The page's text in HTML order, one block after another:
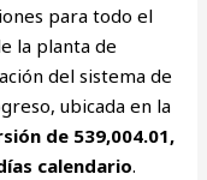
para todo el
la planta de
del sistema de
ubicada en la
de 539,004.01,
calendario.